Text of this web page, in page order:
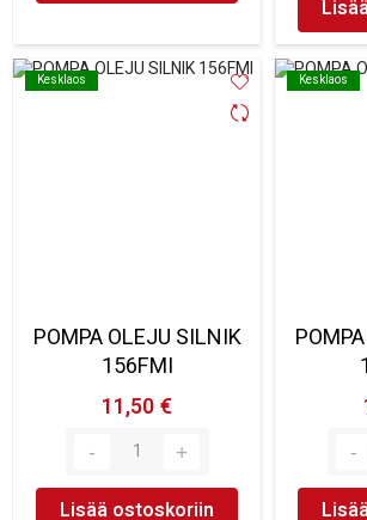
Kesklaos
Kesklaos
POMPA OLEJU SILNIK
156FMI
11,50 €
Lisää ostoskoriin
Kesklaos
Kesklaos